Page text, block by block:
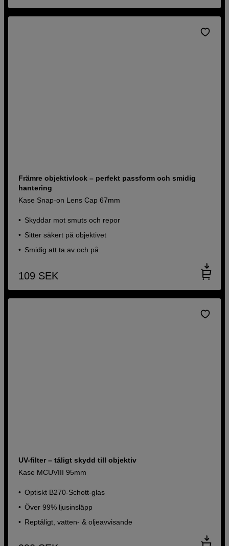
Främre objektivlock – perfekt passform och smidig
hantering
Kase Snap-on Lens Cap 67mm
Skyddar mot smuts och repor
Sitter säkert på objektivet
Smidig att ta av och på
109 SEK
UV-filter – tåligt skydd till objektiv
Kase MCUVIII 95mm
Optiskt B270-Schott-glas
Över 99% ljusinsläpp
Reptåligt, vatten- & oljeavvisande